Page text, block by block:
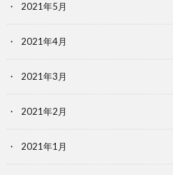
2021年5月
2021年4月
2021年3月
2021年2月
2021年1月